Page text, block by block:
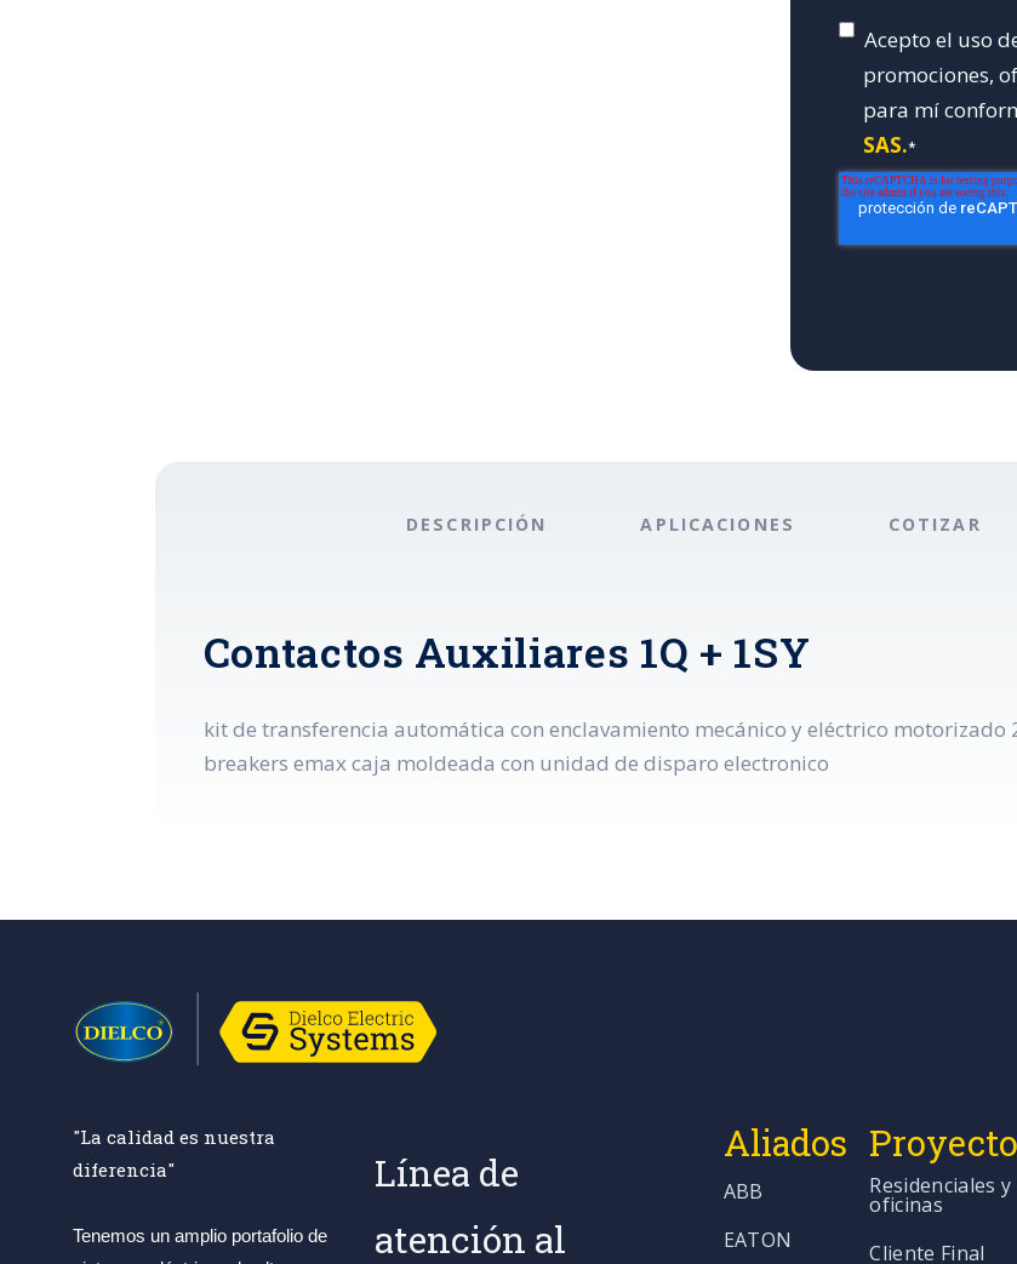
Acepto el uso
promociones,
para mí
SAS.*
DESCRIPCIÓN APLICACIONES COTIZAR
Contactos Auxiliares 1Q + 1SY
kit de transferencia automática con enclavamiento mecánico y eléctrico motorizado
breakers emax caja moldeada con unidad de disparo electronico
"La calidad es nuestra
diferencia"
Tenemos un amplio portafolio de
Línea de
atención al
Aliados
ABB
EATON
Residenciales y
oficinas
Cliente Final